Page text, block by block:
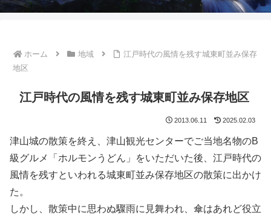
ホーム 地域
江戸時代の風情を残す城東町並み保存
地区
江戸時代の風情を残す城東町並み保存地区
2013.06.11 2025.02.03
津山城の散策を終え、津山観光センターでご当地名物のB
級グルメ「ホルモンうどん」をいただいた後、江戸時代の
風情を残すといわれる城東町並み保存地区の散策に出かけ
た。
しかし、散策中に思わぬ驟雨に見舞われ、傘はあれど役立